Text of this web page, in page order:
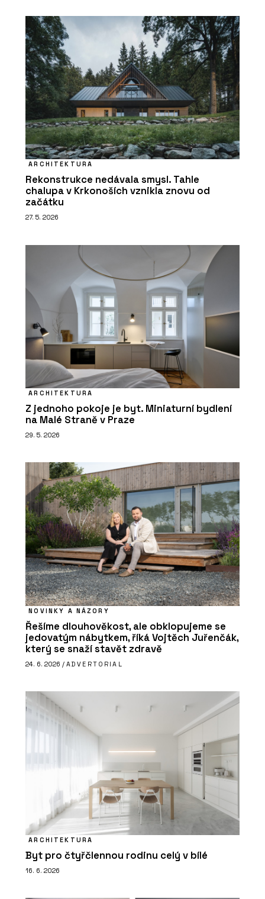
ARCHITEKTURA
Rekonstrukce nedávala smysl. Tahle
chalupa v Krkonoších vznikla znovu od
začátku
27. 5. 2026
ARCHITEKTURA
Z jednoho pokoje je byt. Miniaturní bydlení
na Malé Straně v Praze
29. 5. 2026
NOVINKY A NÁZORY
Řešíme dlouhověkost, ale obklopujeme se
jedovatým nábytkem, říká Vojtěch Juřenčák,
který se snaží stavět zdravě
24. 6. 2026 / ADVERTORIAL
ARCHITEKTURA
Byt pro čtyřčlennou rodinu celý v bílé
16. 6. 2026